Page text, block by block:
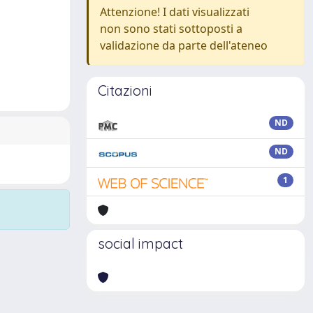
Attenzione! I dati visualizzati
non sono stati sottoposti a
validazione da parte dell'ateneo
Citazioni
ND
ND
1
social impact